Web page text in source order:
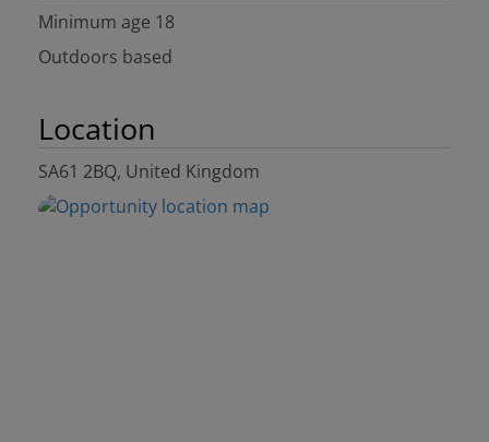
Minimum age 18
Outdoors based
Location
SA61 2BQ, United Kingdom